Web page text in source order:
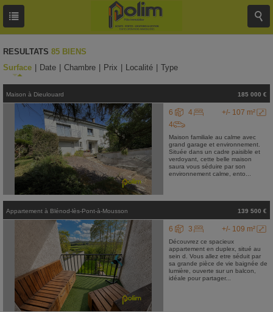
RESULTATS 85 BIENS
Surface
Date Chambre Prix Localité Type
Maison à Dieulouard 185 000 €
+/- 107 m²
6
4
4
Maison familiale au calme avec
grand garage et environnement.
Située dans un cadre paisible et
verdoyant, cette belle maison
saura vous séduire par son
environnement calme, ento...
Appartement à Blénod-lès-Pont-à-Mousson 139 500 €
+/- 109 m²
6 3
Découvrez ce spacieux
appartement en duplex, situé au
sein d. Vous allez etre séduit par
sa grande pièce de vie baignée de
lumière, ouverte sur un balcon,
idéale pour partager...